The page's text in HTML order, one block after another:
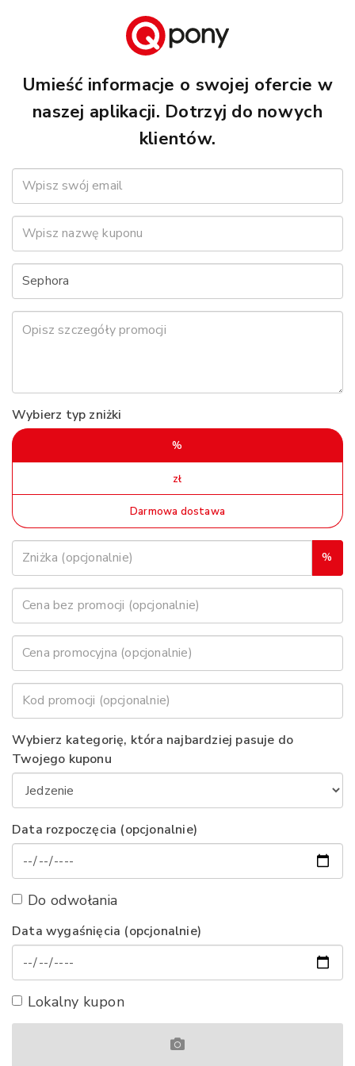
Umieść informacje o swojej ofercie w
naszej aplikacji. Dotrzyj do nowych
klientów.
Wybierz typ zniżki
%
zł
Darmowa dostawa
%
Wybierz kategorię, która najbardziej pasuje do
Twojego kuponu
Data rozpoczęcia (opcjonalnie)
Do odwołania
Data wygaśnięcia (opcjonalnie)
Lokalny kupon